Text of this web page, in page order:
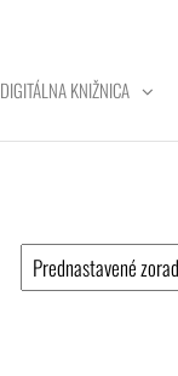
DIGITÁLNA KNIŽNICA